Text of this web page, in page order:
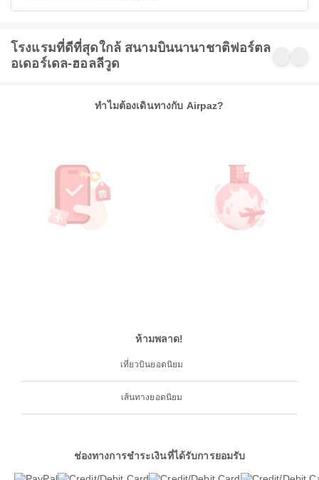
โรงแรมที่ดีที่สุดใกล้ สนามบินนานาชาติฟอร์ตล
อเดอร์เดล-ฮอลลีวูด
ทำไมต้องเดินทางกับ Airpaz?
ห้ามพลาด!
เที่ยวบินยอดนิยม
เส้นทางยอดนิยม
ช่องทางการชำระเงินที่ได้รับการยอมรับ